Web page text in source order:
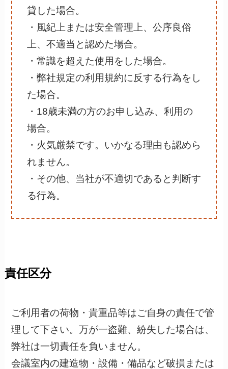
貸した場合。
・風紀上または安全管理上、公序良俗
上、不適当と認めた場合。
・常識を超えた使用をした場合。
・弊社規定の利用規約に反する行為をし
た場合。
・18歳未満の方のお申し込み、利用の
場合。
・火気厳禁です。いかなる理由も認めら
れません。
・その他、当社が不適切であると判断す
る行為。
責任区分
ご利用者の荷物・貴重品等はご自身の責任で管
理して下さい。万が一盗難、紛失した場合は、
弊社は一切責任を負いません。
会議室内の建造物・設備・備品など破損または